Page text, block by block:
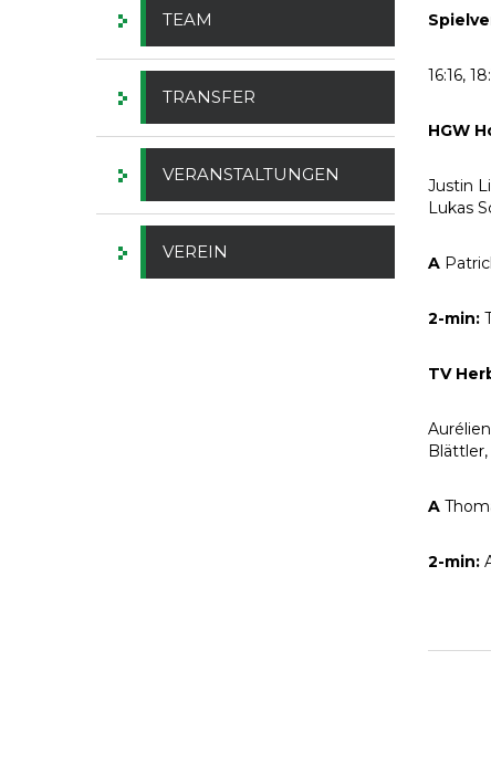
16:16,
HGW
Justin
Lukas
A
2-min:
TV
A
2-min:
TEAM
TRANSFER
VERANSTALTUNGEN
VEREIN